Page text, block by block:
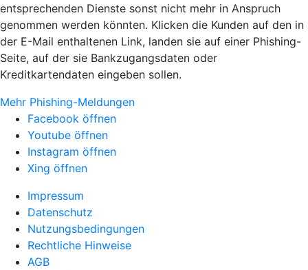
entsprechenden Dienste sonst nicht mehr in Anspruch
genommen werden könnten. Klicken die Kunden auf den in
der E-Mail enthaltenen Link, landen sie auf einer Phishing-
Seite, auf der sie Bankzugangsdaten oder
Kreditkartendaten eingeben sollen.
Mehr Phishing-Meldungen
Facebook öffnen
Youtube öffnen
Instagram öffnen
Xing öffnen
Impressum
Datenschutz
Nutzungsbedingungen
Rechtliche Hinweise
AGB